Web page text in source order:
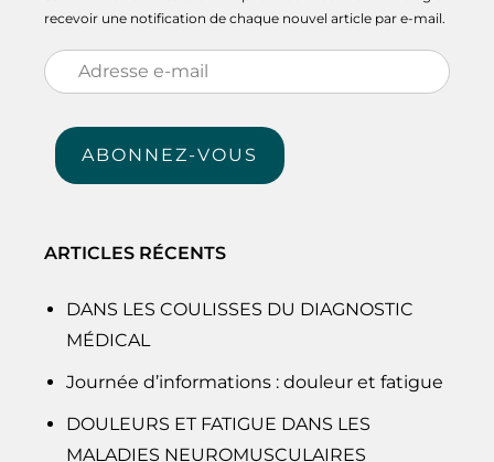
recevoir une notification de chaque nouvel article par e-mail.
Adresse
e-
mail
ABONNEZ-VOUS
ARTICLES RÉCENTS
DANS LES COULISSES DU DIAGNOSTIC
MÉDICAL
Journée d’informations : douleur et fatigue
DOULEURS ET FATIGUE DANS LES
MALADIES NEUROMUSCULAIRES